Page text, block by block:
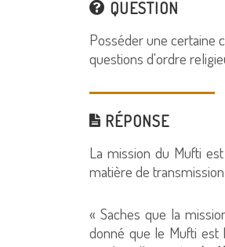
QUESTION
Posséder une certaine
questions d'ordre
RÉPONSE
La mission du Mufti
matière de
« Saches que la
donné que le Mufti est